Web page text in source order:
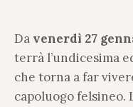
Da venerdì 27
terrà l’undicesima
che torna a far
capoluogo felsineo.